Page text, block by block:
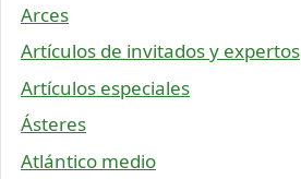
Arces
Artículos de invitados y expertos
Artículos especiales
Ásteres
Atlántico medio